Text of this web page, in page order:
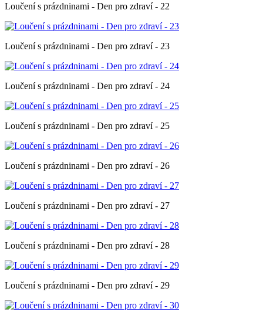
Loučení s prázdninami - Den pro zdraví - 22
Loučení s prázdninami - Den pro zdraví - 23
Loučení s prázdninami - Den pro zdraví - 24
Loučení s prázdninami - Den pro zdraví - 25
Loučení s prázdninami - Den pro zdraví - 26
Loučení s prázdninami - Den pro zdraví - 27
Loučení s prázdninami - Den pro zdraví - 28
Loučení s prázdninami - Den pro zdraví - 29